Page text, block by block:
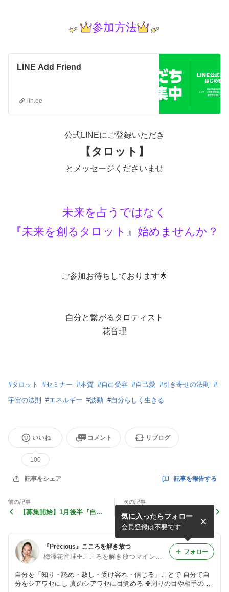
参加方法
LINE Add Friend
lin.ee
公式LINEにご登録いただき
【タロット】
とメッセージくださいませ
未来を占うではなく
『未来を創るタロット』始めませんか？
ご参加お待ちしております🌟
自分と繋がるタロティスト
花音理
#タロット #セミナー #本質 #自己受容 #自己愛 #引き寄せの法則 #
宇宙の法則 #エネルギー #波動 #自分らしく生きる
いいね
100
コメント リブログ
記事をシェア 記事を報告する
前の記事
【募集開始】1月後半『自分
次の記事
【募集開始】自分と繋がるカ
ードお茶会＆説明会 10月
開催のご案内
『Precious』こころを解き放つ
自分を「知り・認め・赦し・受け容れ・信じる」ことで 自分で自
分をシアワセにし 真のシアワセに目覚める ✤周りの目や相手の反
気に入ったらフォロー
会員登録は不要です
フォロー